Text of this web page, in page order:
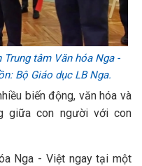
tâm Văn hóa Nga -
Bộ Giáo dục LB Nga.
biến động, văn hóa và
giữa con người với con
Nga - Việt ngay tại một